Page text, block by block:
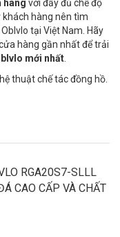
hãng với đầy đủ chế độ
khách hàng nên tìm
tại Việt Nam. Hãy
hàng gần nhất để trải
mới nhất
thuật chế tác đồng hồ.
RGA20S7-SLLL
CAO CẤP VÀ CHẤT